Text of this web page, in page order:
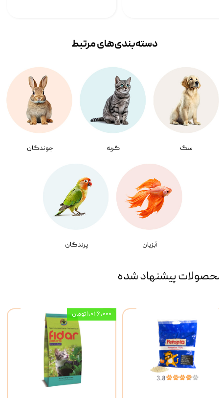
سگ گربه جوندگان
آبزیان پرندگان
دسته‌بندی‌‌های مرتبط
پیشنهاد شده
۱,۰۲۶,۰۰۰ تومان